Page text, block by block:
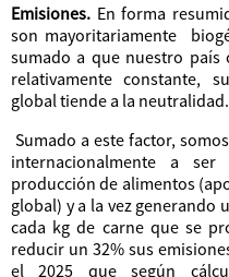
Emisiones. En forma
son mayoritariamente
sumado a que nuestro país
relativamente constante,
global tiende a la neutralidad.
Sumado a este factor,
internacionalmente a
producción de alimentos
global) y a la vez
cada kg de carne que se
reducir un 32% sus
el 2025 que según